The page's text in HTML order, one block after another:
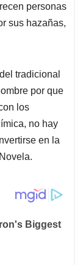
personas
sus hazañas,
tradicional
por que
los
no hay
en la